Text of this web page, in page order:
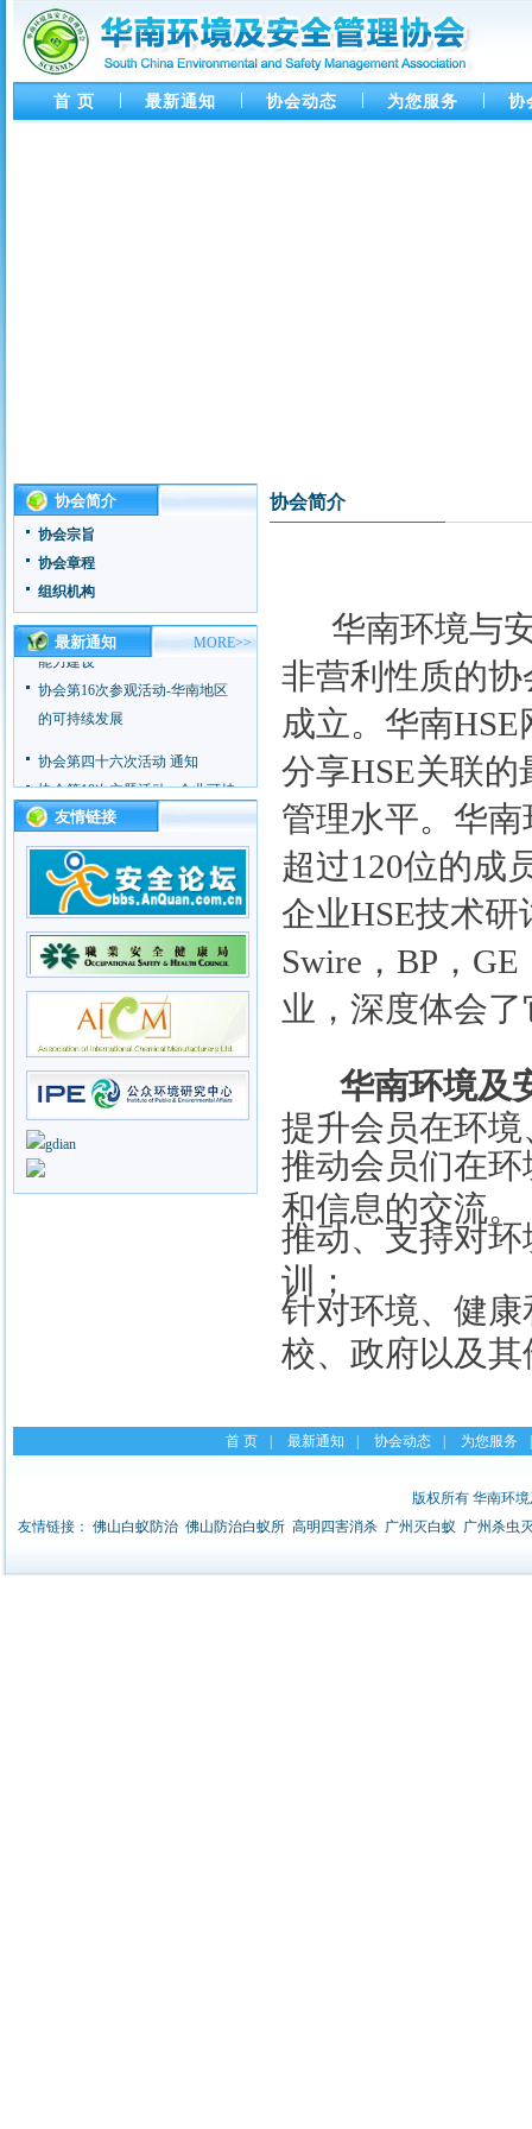
首 页 最新通知 协会动态 为您服务 协
协会简介
协会宗旨
协会章程
组织机构
最新通知 MORE>>
协会第四十六次活动 通知
协会第18次主题活动 - 企业可持
续发展
协会第17次主题活动 - 企业应急
能力建设
协会第16次参观活动-华南地区
的可持续发展
协会第四十六次活动 通知
协会第18次主题活动 - 企业可持
续发展
能力建设
协会第16次参观活动-华南地区
友情链接
协会简介
华南环境与
非营利性质的
成立。华南HSE
分享HSE关联的
管理水平。华
超过120位的成
企业HSE技术研
Swire ， BP ， GE
业，深度体会
华南环境及
提升会员在环
推动会员们在
和信息的交流。
推动、支持对
训；
针对环境、健
校、政府以及
首 页 最新通知 协会动态 为您服务
版权所有 华南环
友情链接： 佛山白蚁防治 佛山防治白蚁所 高明四害消杀 广州灭白蚁 广州杀虫